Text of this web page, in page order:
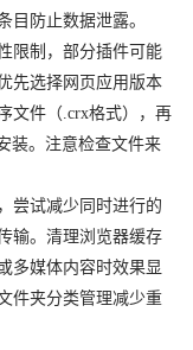
目防止数据泄露。
限制，部分插件可能
先选择网页应用版本
文件（.crx格式），再
装。注意检查文件来
尝试减少同时进行的
输。清理浏览器缓存
多媒体内容时效果显
件夹分类管理减少重